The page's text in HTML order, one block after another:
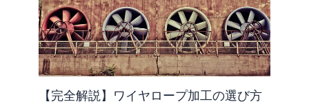
【完全解説】ワイヤロープ加工の選び方